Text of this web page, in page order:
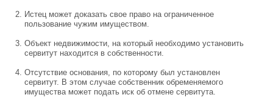
Истец может доказать свое право на ограниченное
пользование чужим имуществом.
Объект недвижимости, на который необходимо установить
сервитут находится в собственности.
Отсутствие основания, по которому был установлен
сервитут. В этом случае собственник обременяемого
имущества может подать иск об отмене сервитута.